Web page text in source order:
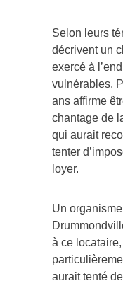
Selon leurs
décrivent un
exercé à
vulnérables.
ans affirme
chantage de
qui aurait
tenter
loyer.
Un
à ce
aurait tenté